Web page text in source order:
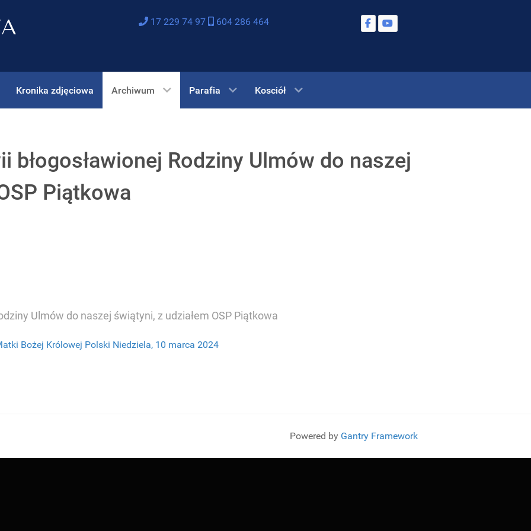
17 229 74 97 604 286 464
Kronika zdjęciowa Archiwum Parafia Kosciół
błogosławionej Rodziny Ulmów do naszej
Piątkowa
Ulmów do naszej świątyni, z udziałem OSP Piątkowa
Bożej Królowej Polski Niedziela, 10 marca 2024
Powered by Gantry Framework